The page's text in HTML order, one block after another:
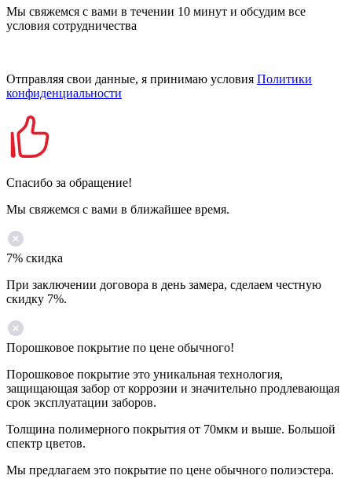
Мы свяжемся с вами в течении 10 минут и обсудим все
условия сотрудничества
Отправляя свои данные, я принимаю условия Политики
конфиденциальности
Спасибо за обращение!
Мы свяжемся с вами в ближайшее время.
7% скидка
При заключении договора в день замера, сделаем честную
скидку 7%.
Порошковое покрытие по цене обычного!
Порошковое покрытие это уникальная технология,
защищающая забор от коррозии и значительно продлевающая
срок эксплуатации заборов.
Толщина полимерного покрытия от 70мкм и выше. Большой
спектр цветов.
Мы предлагаем это покрытие по цене обычного полиэстера.